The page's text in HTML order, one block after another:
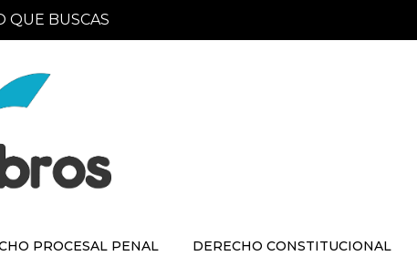
QUE BUSCAS
PROCESAL PENAL DERECHO CONSTITUCIONAL